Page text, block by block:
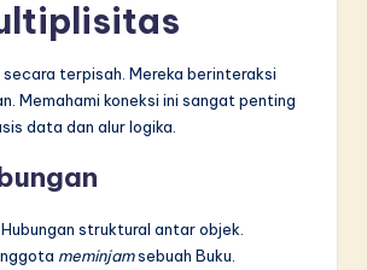
terpisah. Mereka berinteraksi
Memahami koneksi ini sangat penting
data dan alur logika.
Hubungan struktural antar objek.
meminjamsebuah Buku.